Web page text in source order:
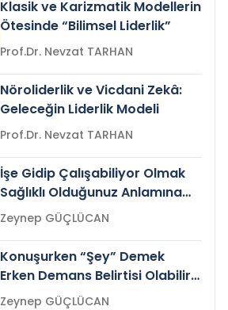
Klasik ve Karizmatik Modellerin
Ötesinde “Bilimsel Liderlik”
Prof.Dr. Nevzat TARHAN
Nöroliderlik ve Vicdani Zekâ:
Geleceğin Liderlik Modeli
Prof.Dr. Nevzat TARHAN
İşe Gidip Çalışabiliyor Olmak
Sağlıklı Olduğunuz Anlamına
Gelir mi?Zeynep GÜÇLÜCAN
Konuşurken “Şey” Demek
Erken Demans Belirtisi Olabilir
mi?
Zeynep GÜÇLÜCAN